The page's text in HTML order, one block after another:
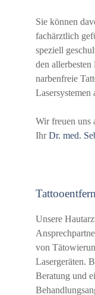
Sie können
fachärztlich
speziell
den
narbenfreie
Lasersystemen
Wir freuen uns
IhrDr. med.
Unsere
von
Lasergeräten.
Beratung und